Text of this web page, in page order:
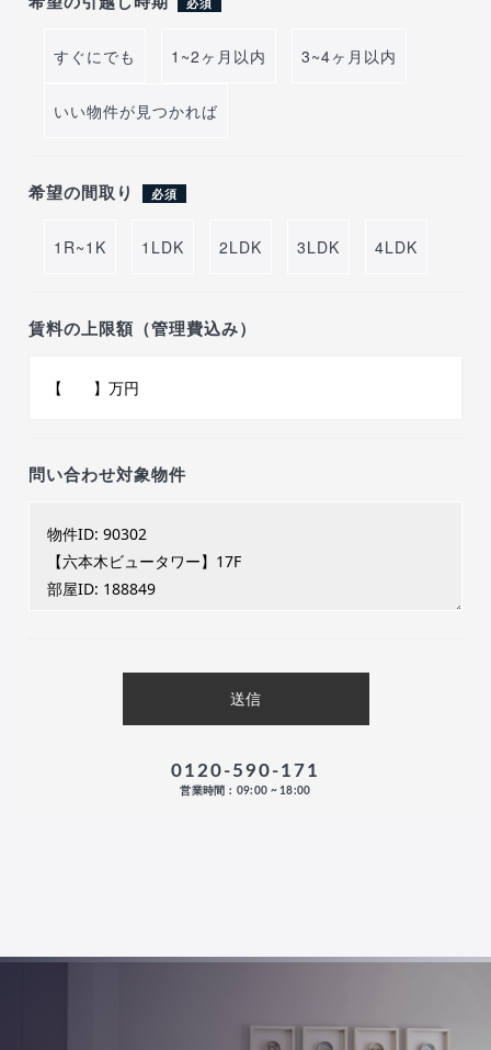
すぐにでも 1~2ヶ月以内 3~4ヶ月以内
いい物件が見つかれば
希望の間取り 必須
1R~1K 1LDK 2LDK 3LDK 4LDK
賃料の上限額（管理費込み）
問い合わせ対象物件
0120-590-171
営業時間：09:00 ~ 18:00